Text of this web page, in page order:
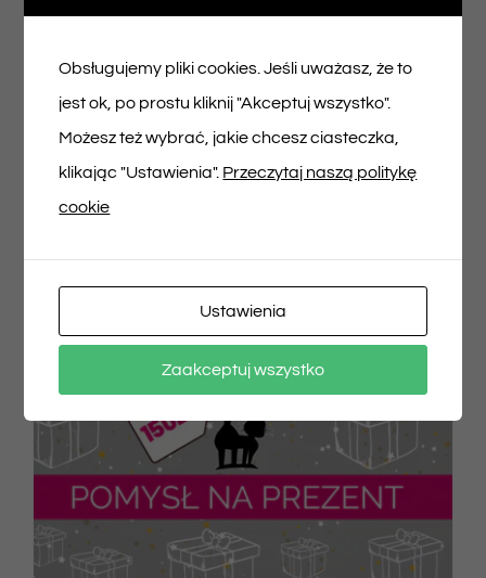
200,00zł
Dodaj do koszyka Szczegóły
Obsługujemy pliki cookies. Jeśli uważasz, że to
jest ok, po prostu kliknij "Akceptuj wszystko".
Możesz też wybrać, jakie chcesz ciasteczka,
klikając "Ustawienia". Przeczytaj naszą politykę
cookie
Ustawienia
Zaakceptuj wszystko